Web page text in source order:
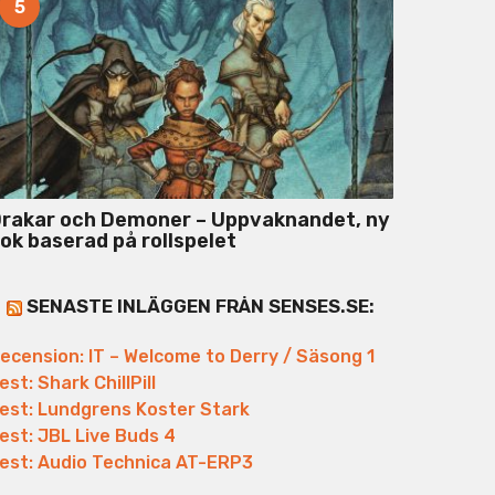
5
och Demoner – Uppvaknandet, ny
baserad på rollspelet
SENASTE INLÄGGEN FRÅN SENSES.SE:
IT – Welcome to Derry / Säsong 1
Shark ChillPill
Lundgrens Koster Stark
JBL Live Buds 4
Audio Technica AT-ERP3